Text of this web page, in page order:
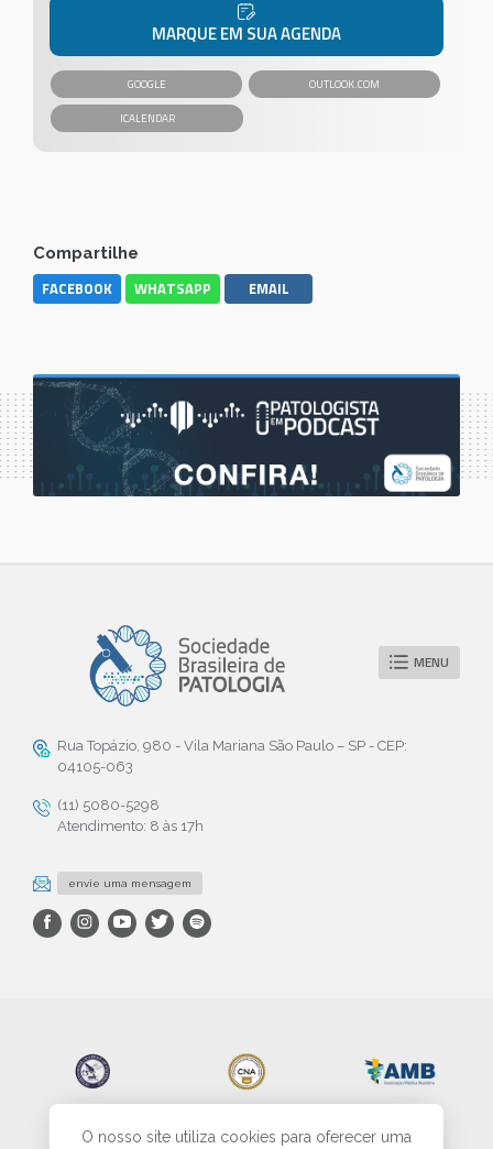
O nosso site utiliza cookies para oferecer uma
MARQUE EM SUA AGENDA
GOOGLE OUTLOOK.COM
Compartilhe
FACEBOOK WHATSAPP EMAIL
MENU
Rua Topázio, 980 - Vila Mariana São Paulo – SP - CEP:
04105-063
(11) 5080-5298
Atendimento: 8 às 17h
envie uma mensagem